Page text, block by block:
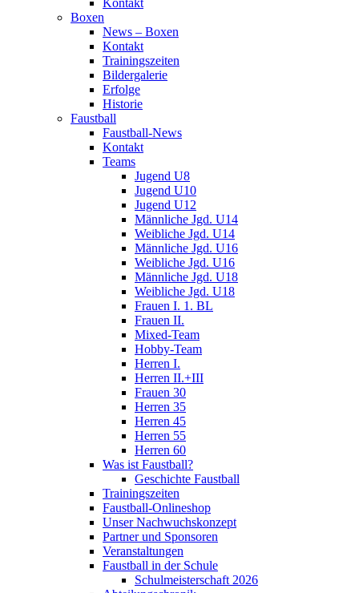
Boxen
News – Boxen
Kontakt
Trainingszeiten
Bildergalerie
Erfolge
Historie
Faustball
Faustball-News
Kontakt
Teams
Jugend U8
Jugend U10
Jugend U12
Männliche Jgd. U14
Weibliche Jgd. U14
Männliche Jgd. U16
Weibliche Jgd. U16
Männliche Jgd. U18
Weibliche Jgd. U18
Frauen I. 1. BL
Frauen II.
Mixed-Team
Hobby-Team
Herren I.
Herren II.+III
Frauen 30
Herren 35
Herren 45
Herren 55
Herren 60
Was ist Faustball?
Geschichte Faustball
Trainingszeiten
Faustball-Onlineshop
Unser Nachwuchskonzept
Partner und Sponsoren
Veranstaltungen
Faustball in der Schule
Schulmeisterschaft 2026